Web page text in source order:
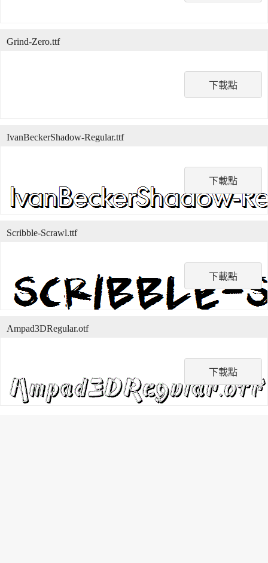
下載點
Grind-Zero.ttf
下載點
IvanBeckerShadow-Regular.ttf
下載點
Scribble-Scrawl.ttf
下載點
Ampad3DRegular.otf